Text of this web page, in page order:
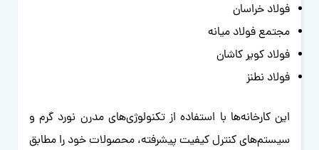
فولاد خراسان
مجتمع فولاد میانه
فولاد کویر کاشان
فولاد نطنز
این کارخانه‌ها با استفاده از تکنولوژی‌های مدرن نورد گرم و
سیستم‌های کنترل کیفیت پیشرفته، محصولات خود را مطابق